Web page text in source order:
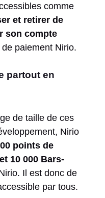
comme
et retirer de
son compte
paiement Nirio.
partout en
de taille de ces
Nirio
points de
10 000 Bars-
Il est donc de
par tous.